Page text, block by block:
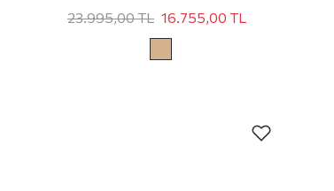
23.995,00TL 16.755,00 TL